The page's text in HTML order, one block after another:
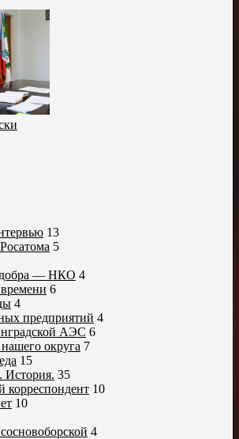
13
5
— НКО 4
6
4
предприятий 4
АЭС 6
округа 7
15
История. 35
10
10
4